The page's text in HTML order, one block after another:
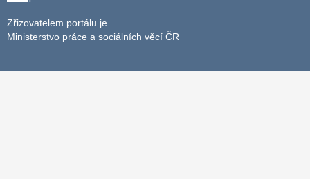
Zřizovatelem portálu je
Ministerstvo práce a sociálních věcí ČR